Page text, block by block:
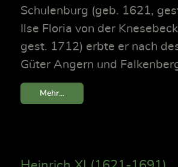
Schulenburg (geb. 1621,
Ilse Floria von der
gest. 1712) erbte er nach
Güter Angern und
Mehr...